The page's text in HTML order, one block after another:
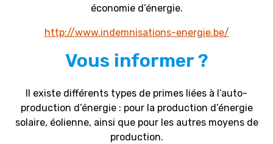
économie d’énergie.
http://www.indemnisations-energie.be/
Vous informer ?
Il existe différents types de primes liées à l’auto-
production d’énergie : pour la production d’énergie
solaire, éolienne, ainsi que pour les autres moyens de
production.